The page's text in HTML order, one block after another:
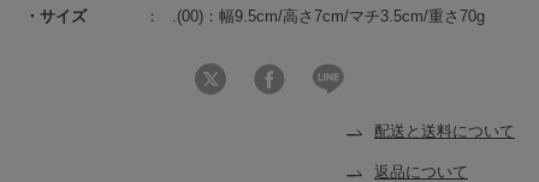
サイズ .(00)：幅9.5cm/高さ7cm/マチ3.5cm/重さ70g
配送と送料について
返品について